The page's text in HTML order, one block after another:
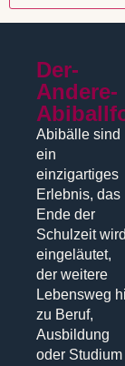
Der-
Andere-
Abibälle sind
ein
einzigartiges
Erlebnis, das
Ende der
Schulzeit wird
eingeläutet,
der weitere
Lebensweg
zu Beruf,
Ausbildung
oder Studium